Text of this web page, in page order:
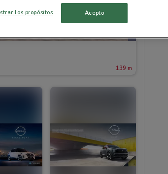
139 m
los propósitos Acepto